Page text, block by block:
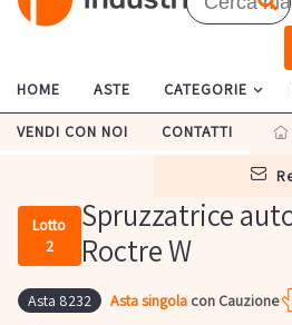
HOME ASTE CATEGORIE
VENDI CON NOI CONTATTI
Lotto
2
Spruzzatrice
Roctre W
Asta 8232 Asta singola con Cauzione